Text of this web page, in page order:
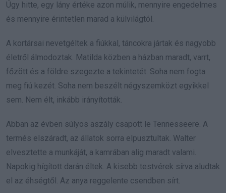
Úgy hitte, egy lány értéke azon múlik, mennyire engedelmes
és mennyire érintetlen marad a külvilágtól.
A kortársai nevetgéltek a fiúkkal, táncokra jártak és nagyobb
életről álmodoztak. Matilda közben a házban maradt, varrt,
főzött és a földre szegezte a tekintetét. Soha nem fogta
meg fiú kezét. Soha nem beszélt négyszemközt egyikkel
sem. Nem élt, inkább irányították.
Abban az évben súlyos aszály csapott le Tennesseere. A
termés elszáradt, az állatok sorra elpusztultak. Walter
elvesztette a munkáját, a kamrában alig maradt valami.
Napokig hígított darán éltek. A kisebb testvérek sírva aludtak
el az éhségtől. Az anya reggelente csendben sírt.